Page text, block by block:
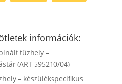
információk:
tűzhely –
(ART 595210/04)
– készülékspecifikus